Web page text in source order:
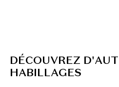
DÉCOUVREZ D'AUT
HABILLAGES